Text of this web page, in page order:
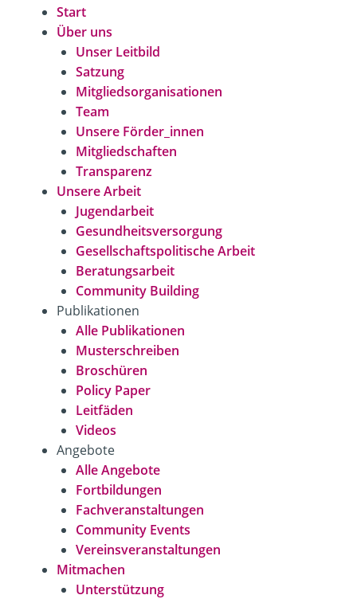
Start
Über uns
Unser Leitbild
Satzung
Mitgliedsorganisationen
Team
Unsere Förder_innen
Mitgliedschaften
Transparenz
Unsere Arbeit
Jugendarbeit
Gesundheitsversorgung
GesellschaftspolitischeArbeit
Beratungsarbeit
Community Building
Publikationen
Alle Publikationen
Musterschreiben
Broschüren
Policy Paper
Leitfäden
Videos
Angebote
Alle Angebote
Fortbildungen
Fachveranstaltungen
Community Events
Vereinsveranstaltungen
Mitmachen
Unterstützung